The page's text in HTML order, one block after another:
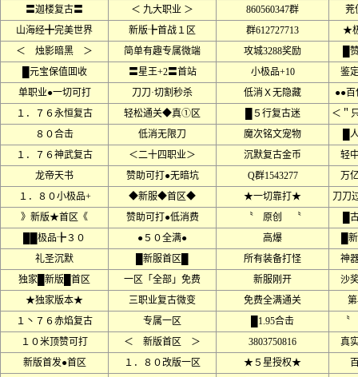
〓迦楼复古〓
＜ 九大职业 ＞ 860560347群
茺
山海经╋完美世界
新版╊首战１区 群612727713
★
＜ 烛影暗黑 ＞
简单有趣专属微端 攻城3288奖励
█
█元宝保值囬收
〓星王+2〓首站 小极品+10
鉴
单职业●一切可打
刀刀·切割秒杀 低消Ｘ无隐藏
●●百
１．７６永恒复古
轻松通关◆真①区 █５行复古迷
＜＂
８０合击
低消无限刀 魔次铭文宠物
█
１．７６神武复古
＜二十四职业＞ 沉默复古金币
轻
龙帝天书
赞助可打●无暗坑 Q群1543277
万
１．８０小极品+
◆新服◆首区◆ ★一切靠打★
刀刀
》新版★首区《
赞助可打●低消费 〝 原创 〝
█
██极品╊３０
●５０全满● 高爆
█
礼圣沉默
█新服首区█ 所有装备打怪
神
独家█新版█首区
一区「全部」免费 新服刚开
沙
★独家版本★
三职业复古微变 免费全满通关
１丶７６赤焰复古
专属一区 █1.95合击
１０米顶赞可打
＜ 新版首区 ＞ 3803750816
真
新版首发●首区
１．８０改版一区 ★５星授权★